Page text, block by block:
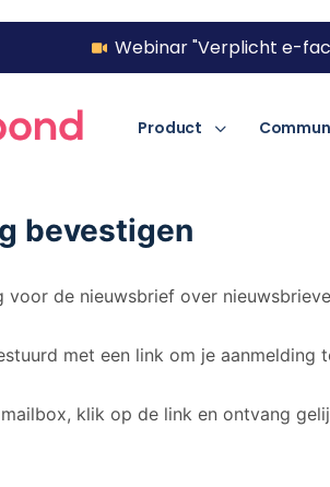
Webinar "Verplicht e-
Product
bevestigen
voor de nieuwsbrief over
met een link om je aanmelding
klik op de link en ontvang